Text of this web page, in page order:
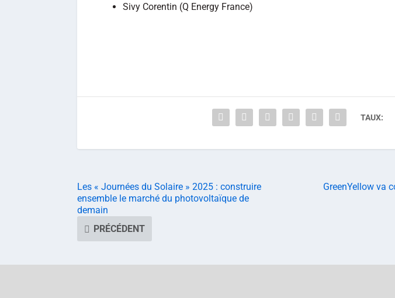
Sivy Corentin (Q Energy France)
TAUX:
Les « Journées du Solaire » 2025 : construire
ensemble le marché du photovoltaïque de
demain
PRÉCÉDENT
GreenYellow va